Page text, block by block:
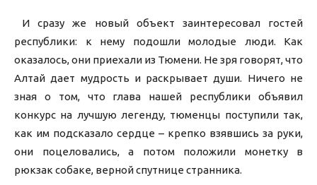
И сразу же новый объект заинтересовал гостей
республики: к нему подошли молодые люди. Как
оказалось, они приехали из Тюмени. Не зря говорят, что
Алтай дает мудрость и раскрывает души. Ничего не
зная о том, что глава нашей республики объявил
конкурс на лучшую легенду, тюменцы поступили так,
как им подсказало сердце – крепко взявшись за руки,
они поцеловались, а потом положили монетку в
рюкзак собаке, верной спутнице странника.